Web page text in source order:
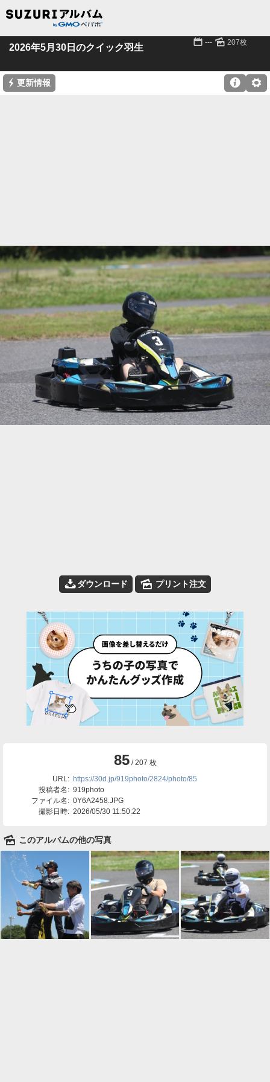
2026年5月30日のクイック羽生 📅 --- 🌄 207枚
⚡ 更新情報 ⚙

📥ダウンロード 🌄 プリント注文
85 / 207 枚
URL: https://30d.jp/919photo/2824/photo/85
投稿者名: 919photo
ファイル名: 0Y6A2458.JPG
撮影日時: 2026/05/30 11:50:22
🌄 このアルバムの他の写真